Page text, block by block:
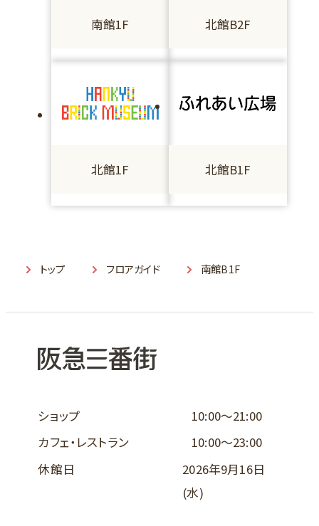
南館1F 北館B2F
北館1F 北館B1F
トップ フロアガイド 南館B1F
ショップ
10:00～21:00
カフェ・レストラン
10:00～23:00
休館日
2026年9月16日
(水)